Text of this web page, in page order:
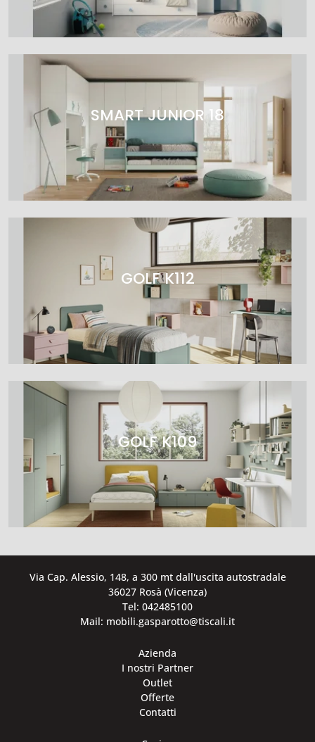
SMART JUNIOR 18
GOLF K112
GOLF K109
Via Cap. Alessio, 148, a 300 mt dall'uscita autostradale
36027 Rosà (Vicenza)
Tel: 042485100
Mail: mobili.gasparotto@tiscali.it
Azienda
I nostri Partner
Outlet
Offerte
Contatti